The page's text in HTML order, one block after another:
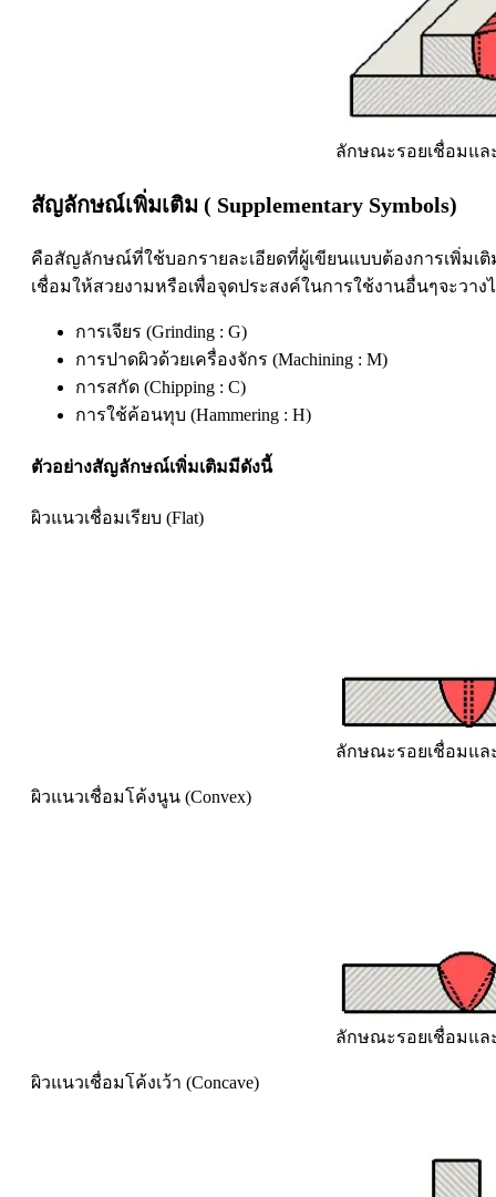
ลักษณะรอยเชื่อมแ
สัญลักษณ์เพิ่มเติม ( Supplementary Symbols)
คือสัญลักษณ์ที่ใช้บอกรายละเอียดที่ผู้เขียนแบบต้องการเพิ่ม
เชื่อมให้สวยงามหรือเพื่อจุดประสงค์ในการใช้งานอื่นๆจะว
การเจียร (Grinding : G)
การปาดผิวด้วยเครื่องจักร (Machining : M)
การสกัด (Chipping : C)
การใช้ค้อนทุบ (Hammering : H)
ตัวอย่างสัญลักษณ์เพิ่มเติมมีดังนี้
ผิวแนวเชื่อมเรียบ (Flat)
ลักษณะรอยเชื่อมแล
ผิวแนวเชื่อมโค้งนูน (Convex)
ลักษณะรอยเชื่อมแ
ผิวแนวเชื่อมโค้งเว้า (Concave)